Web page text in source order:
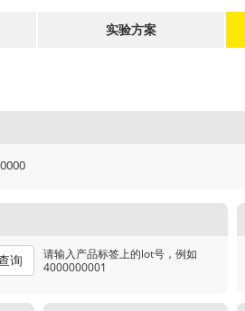
实验方案
询
请输入产品标签上的lot号，例如
4000000001